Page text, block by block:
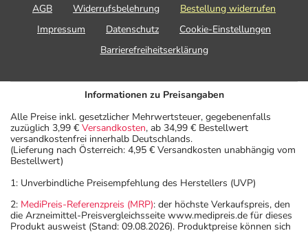
AGB Widerrufsbelehrung
Bestellung widerrufen
Impressum
Datenschutz
Cookie-Einstellungen
Barrierefreiheitserklärung
Informationen zu Preisangaben
Alle Preise inkl. gesetzlicher Mehrwertsteuer, gegebenenfalls
zuzüglich 3,99 € Versandkosten, ab 34,99 € Bestellwert
versandkostenfrei innerhalb Deutschlands.
(Lieferung nach Österreich: 4,95 € Versandkosten unabhängig vom
Bestellwert)
1: Unverbindliche Preisempfehlung des Herstellers (UVP)
2: MediPreis-Referenzpreis (MRP): der höchste Verkaufspreis, den
die Arzneimittel-Preisvergleichsseite www.medipreis.de für dieses
Produkt ausweist (Stand: 09.08.2026). Produktpreise können sich